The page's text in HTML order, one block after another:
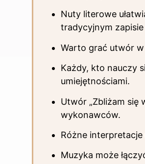
Nuty literowe
tradycyjnym
Warto grać utwór w
Każdy, kto nauczy
umiejętnościami.
Utwór „Zbliżam się
wykonawców.
Różne
Muzyka może